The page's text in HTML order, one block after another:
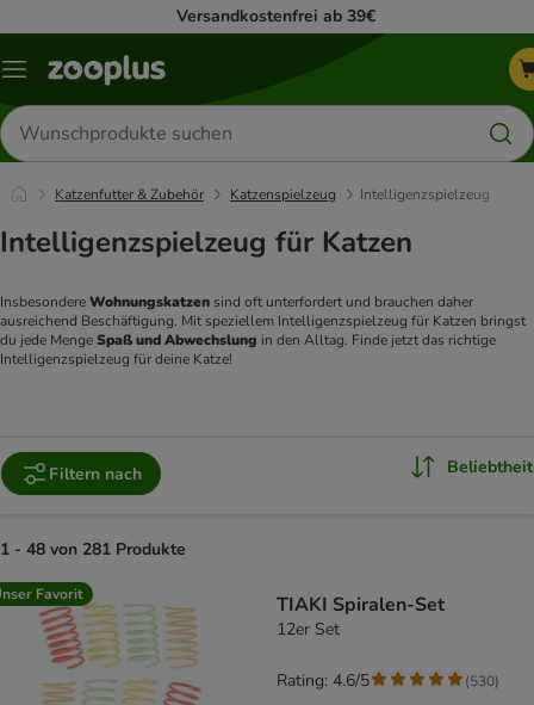
Versandkostenfrei ab 39€
Menü
Produkte
suchen
Katzenfutter & Zubehör Katzenspielzeug Intelligenzspielzeug
Intelligenzspielzeug für Katzen
Insbesondere Wohnungskatzen sind oft unterfordert und brauchen daher
ausreichend Beschäftigung. Mit speziellem Intelligenzspielzeug für Katzen bringst
du jede Menge Spaß und Abwechslung in den Alltag. Finde jetzt das richtige
Intelligenzspielzeug für deine Katze!
Filtern nach Beliebtheit
1 - 48 von 281 Produkte
product items have been changed
Favorit TIAKI Spiralen-Set
12er Set
Rating: 4.6/5 (530)